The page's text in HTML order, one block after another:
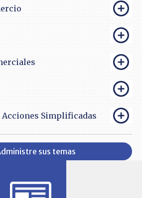
Acciones Simplificadas
sus temas